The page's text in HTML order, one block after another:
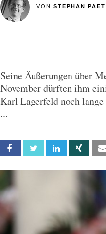
VON STEPHAN
Seine Äußerungen über
November dürften ihm
Karl Lagerfeld noch
...
Facebook Twitter Linkedin Xing